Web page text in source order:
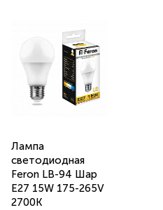
Лампа
светодиодная
Feron LB-94 Шар
E27 15W 175-265V
2700K